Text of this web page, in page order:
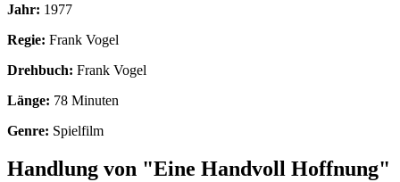
Jahr: 1977
Regie: Frank Vogel
Drehbuch: Frank Vogel
Länge: 78 Minuten
Genre: Spielfilm
Handlung von "Eine Handvoll Hoffnung"